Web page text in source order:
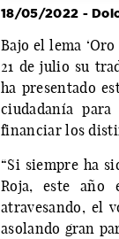
18/05/2022 -
Bajo el lema
21 de julio su
ha presentado
ciudadanía
financiar los
“Si siempre ha
Roja, este año
atravesando, el
asolando gran